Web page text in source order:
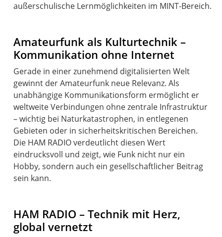
außerschulische Lernmöglichkeiten im MINT-Bereich.
Amateurfunk als Kulturtechnik –
Kommunikation ohne Internet
Gerade in einer zunehmend digitalisierten Welt
gewinnt der Amateurfunk neue Relevanz. Als
unabhängige Kommunikationsform ermöglicht er
weltweite Verbindungen ohne zentrale Infrastruktur
– wichtig bei Naturkatastrophen, in entlegenen
Gebieten oder in sicherheitskritischen Bereichen.
Die HAM RADIO verdeutlicht diesen Wert
eindrucksvoll und zeigt, wie Funk nicht nur ein
Hobby, sondern auch ein gesellschaftlicher Beitrag
HAM RADIO – Technik mit Herz,
global vernetzt